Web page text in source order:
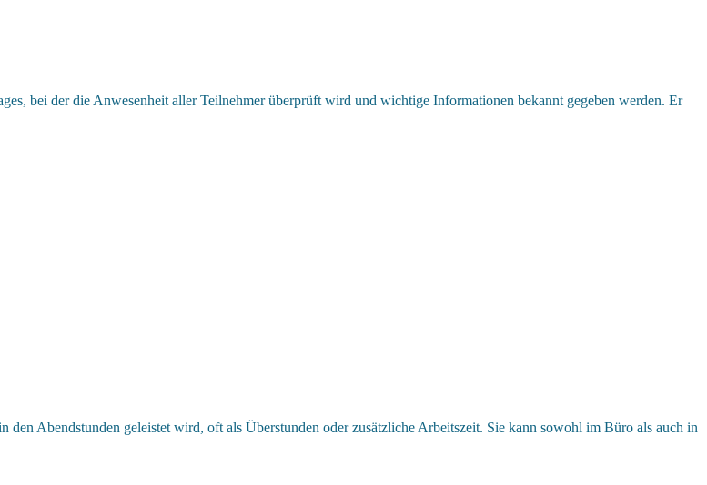
bei der die Anwesenheit aller Teilnehmer überprüft wird und wichtige Informationen bekannt gegeben werden. Er
Abendstunden geleistet wird, oft als Überstunden oder zusätzliche Arbeitszeit. Sie kann sowohl im Büro als auch in